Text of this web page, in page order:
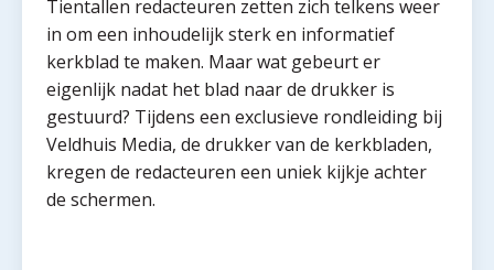
Tientallen redacteuren zetten zich telkens weer
in om een inhoudelijk sterk en informatief
kerkblad te maken. Maar wat gebeurt er
eigenlijk nadat het blad naar de drukker is
gestuurd? Tijdens een exclusieve rondleiding bij
Veldhuis Media, de drukker van de kerkbladen,
kregen de redacteuren een uniek kijkje achter
de schermen.